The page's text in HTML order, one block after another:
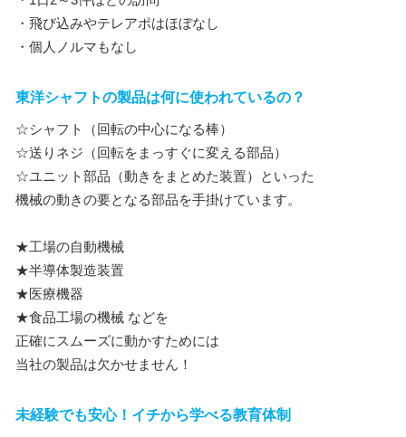
・飛び込みやテレアポはほぼなし
・個人ノルマもなし
東洋シャフトの製品は何に使われているの？
☆シャフト（回転の中心になる棒）
☆送りネジ（回転をまっすぐに変える部品）
☆ユニット部品（動きをまとめた装置）といった
機械の動きの要となる部品を手掛けています。
★工場の自動機械
★半導体製造装置
★医療機器
★食品工場の機械 などを
正確にスムーズに動かすためには
当社の製品は欠かせません！
未経験でも安心！イチから学べる教育体制